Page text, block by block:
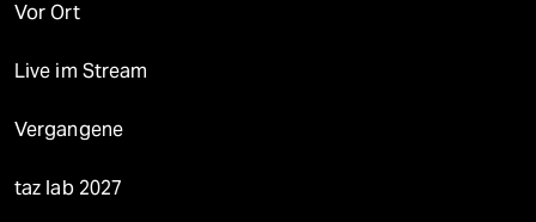
Vor Ort
Live im Stream
Vergangene
taz lab 2027